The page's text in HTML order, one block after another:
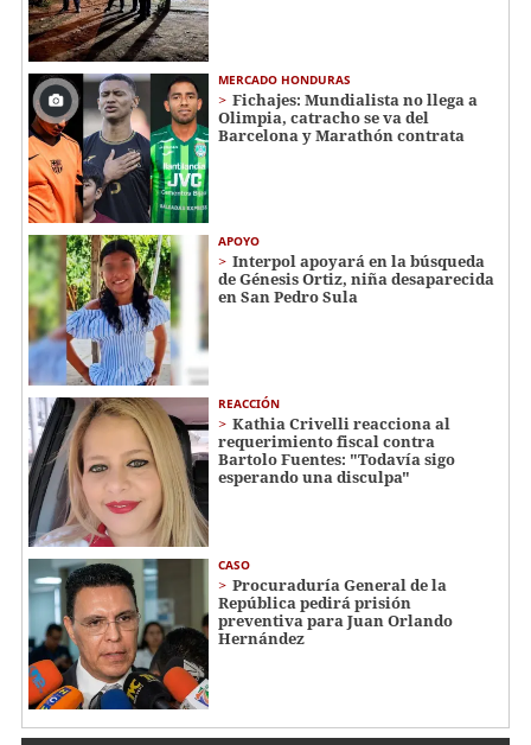
MERCADO HONDURAS
Fichajes: Mundialista no llega a
Olimpia, catracho se va del
Barcelona y Marathón contrata
APOYO
Interpol apoyará en la búsqueda
de Génesis Ortiz, niña desaparecida
en San Pedro Sula
REACCIÓN
Kathia Crivelli reacciona al
requerimiento fiscal contra
Bartolo Fuentes: "Todavía sigo
esperando una disculpa"
CASO
Procuraduría General de la
República pedirá prisión
preventiva para Juan Orlando
Hernández